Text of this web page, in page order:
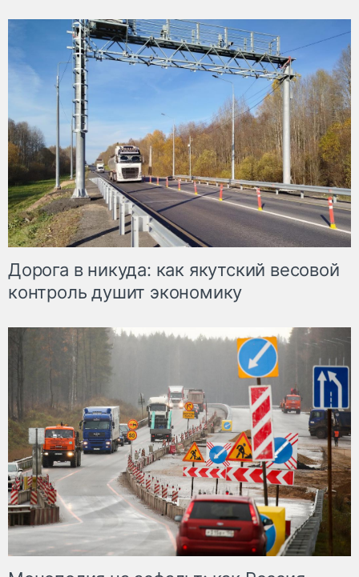
Дорога в никуда: как якутский весовой
контроль душит экономику